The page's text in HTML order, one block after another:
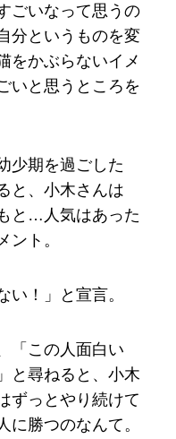
ごいなって思うの
分というものを変
をかぶらないイメ
いと思うところを
少期を過ごした
と、小木さんは
と…人気はあった
ント。
い！」と宣言。
「この人面白い
と尋ねると、小木
ずっとやり続けて
勝つのなんて。